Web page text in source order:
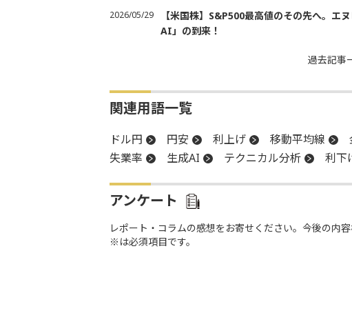
2026/05/29
【米国株】S&P500最高値のその先へ。エ
AI」の到来！
過去記事
関連用語一覧
ドル円 円安 利上げ 移動平均線
失業率
生成AI テクニカル分析 利下
アンケート
レポート・コラムの感想をお寄せください。今後の内
※は必須項目です。